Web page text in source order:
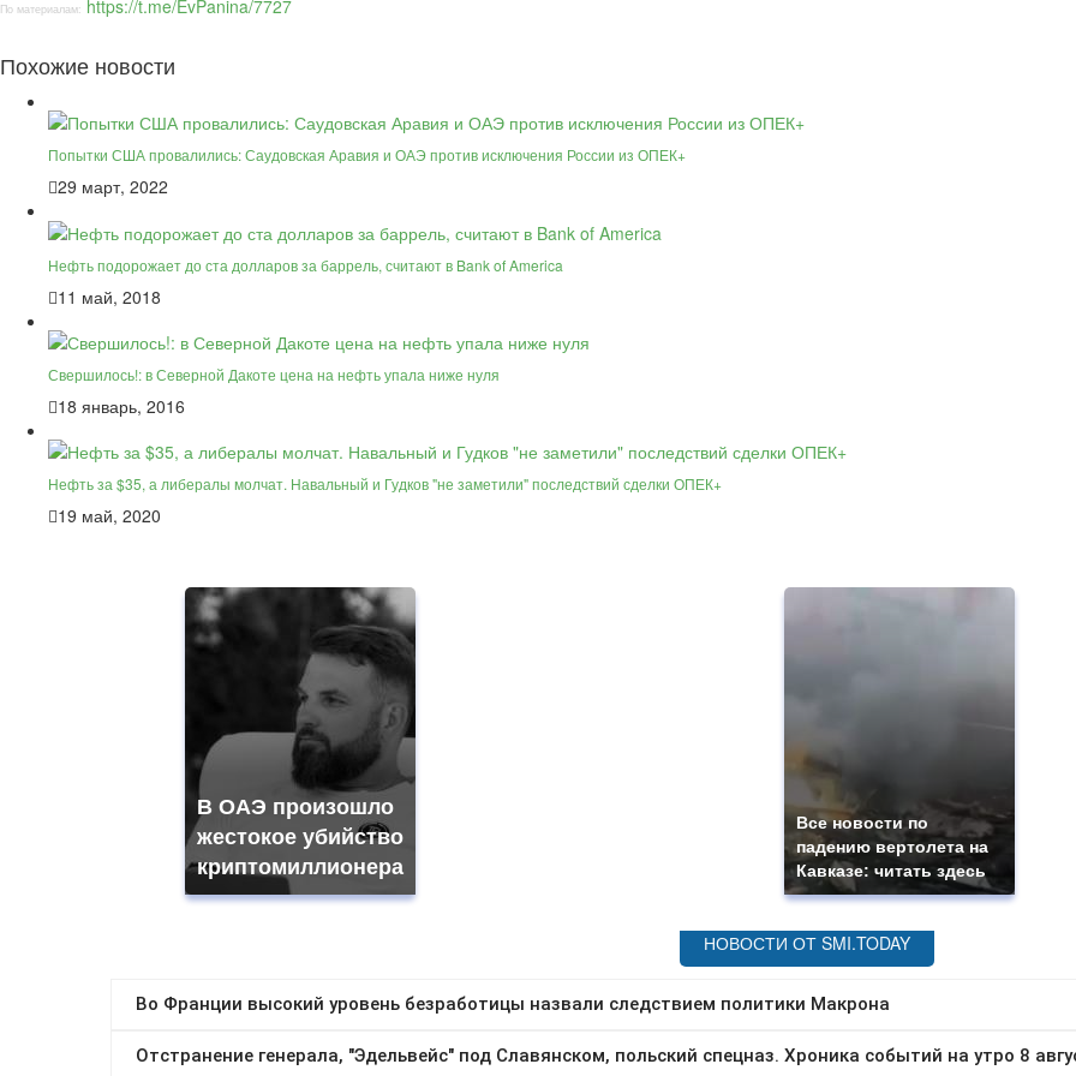
По материалам: https://t.me/EvPanina/7727
Похожие новости
Попытки США провалились: Саудовская Аравия и ОАЭ против исключения России из ОПЕК+
29 март, 2022
Нефть подорожает до ста долларов за баррель, считают в Bank of America
11 май, 2018
Свершилось!: в Северной Дакоте цена на нефть упала ниже нуля
18 январь, 2016
Нефть за $35, а либералы молчат. Навальный и Гудков "не заметили" последствий сделки ОПЕК+
19 май, 2020
В ОАЭ произошло
жестокое убийство
криптомиллионера
Все новости по
падению вертолета на
Кавказе: читать здесь